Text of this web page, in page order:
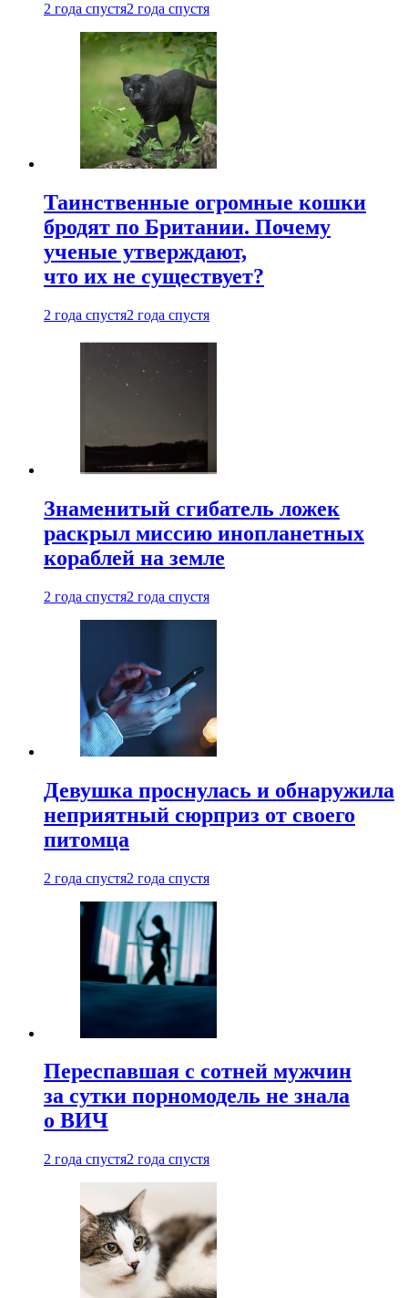
2 года спустя2 года спустя
Таинственные огромные кошки
бродят по Британии. Почему
ученые утверждают,
что их не существует?
2 года спустя2 года спустя
Знаменитый сгибатель ложек
раскрыл миссию инопланетных
кораблей на земле
2 года спустя2 года спустя
Девушка проснулась и обнаружила
неприятный сюрприз от своего
питомца
2 года спустя2 года спустя
Переспавшая с сотней мужчин
за сутки порномодель не знала
о ВИЧ
2 года спустя2 года спустя